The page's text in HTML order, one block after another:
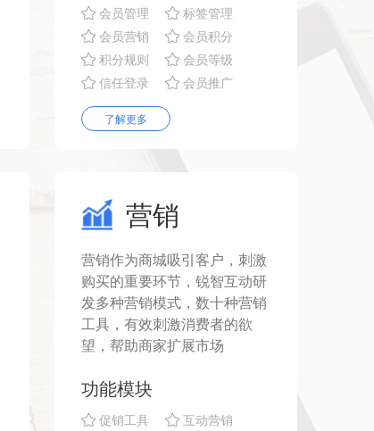
会员管理
标签管理
会员营销
会员积分
积分规则
会员等级
信任登录
会员推广
了解更多
营销
营销作为商城吸引客户，刺激
购买的重要环节，锐智互动研
发多种营销模式，数十种营销
工具，有效刺激消费者的欲
望，帮助商家扩展市场
功能模块
促销工具
互动营销